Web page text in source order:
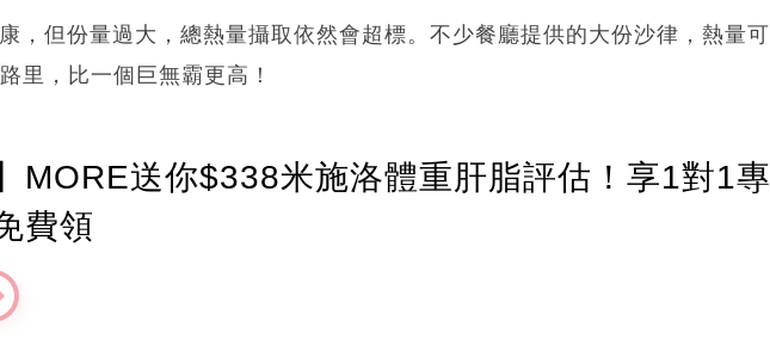
，但份量過大，總熱量攝取依然會超標。不少餐廳提供的大份沙律，熱量可
里，比一個巨無霸更高！
MORE送你$338米施洛體重肝脂評估！享1對1專
費領